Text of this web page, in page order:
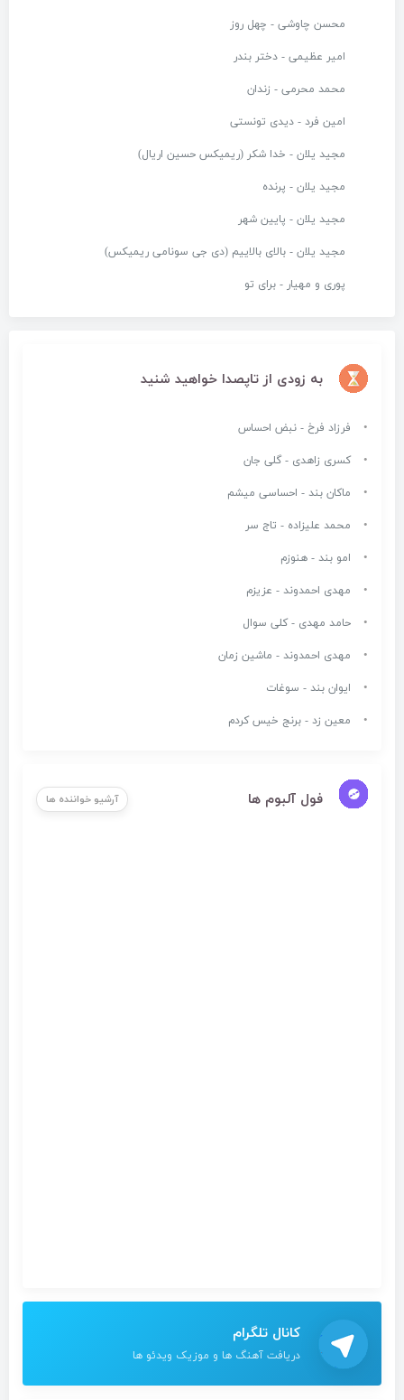
محسن چاوشی - چهل روز
امیر عظیمی - دختر بندر
محمد محرمی - زندان
امین فرد - دیدی تونستی
مجید یلان - خدا شکر (ریمیکس حسین اریال)
مجید یلان - پرنده
مجید یلان - پایین شهر
مجید یلان - بالای بالاییم (دی جی سونامی ریمیکس)
پوری و مهیار - برای تو
به زودی از تاپصدا خواهید شنید
فرزاد فرخ - نبض احساس
کسری زاهدی - گلی جان
ماکان بند - احساسی میشم
محمد علیزاده - تاج سر
امو بند - هنوزم
مهدی احمدوند - عزیزم
حامد مهدی - کلی سوال
مهدی احمدوند - ماشین زمان
ایوان بند - سوغات
معین زد - برنج خیس کردم
فول آلبوم ها آرشیو خواننده ها
کانال تلگرام
دریافت آهنگ ها و موزیک ویدئو ها